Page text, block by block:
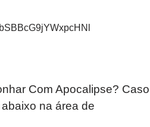
Com Apocalipse? Caso
na área de